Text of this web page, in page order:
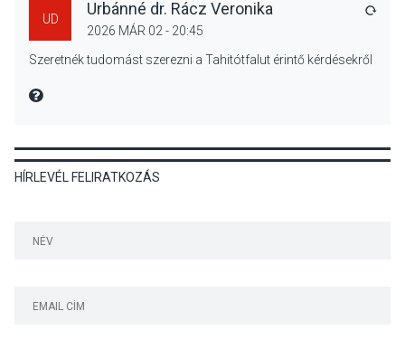
Nőtt a fontosabb nyári
UD
Urbánné dr. Rácz Veronika
2026 MÁR 02 - 20:45
Szeretnék tudomást szerezni a Tahitótfalut érintő kérdésekről
MIRE MONDTA
HÍRLEVÉL FELIRATKOZÁS